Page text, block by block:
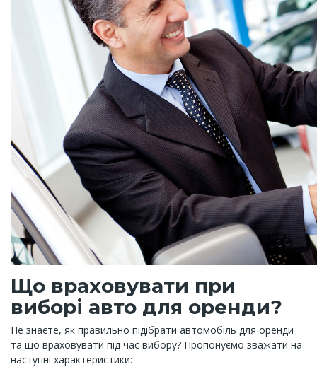
Що враховувати при
виборі авто для оренди?
Не знаєте, як правильно підібрати автомобіль для оренди
та що враховувати під час вибору? Пропонуємо зважати на
наступні характеристики: